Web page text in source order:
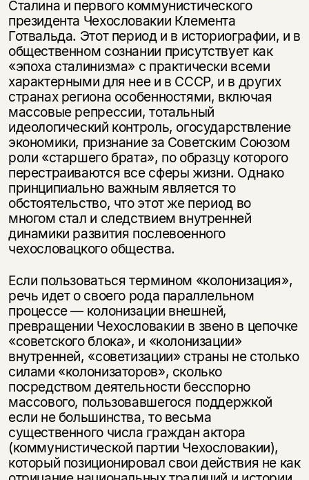
Сталина и первого коммунистического
президента Чехословакии Клемента
Готвальда. Этот период и в историографии, и в
общественном сознании присутствует как
«эпоха сталинизма» с практически всеми
характерными для нее и в СССР, и в других
странах региона особенностями, включая
массовые репрессии, тотальный
идеологический контроль, огосударствление
экономики, признание за Советским Союзом
роли «старшего брата», по образцу которого
перестраиваются все сферы жизни. Однако
принципиально важным является то
обстоятельство, что этот же период во
многом стал и следствием внутренней
динамики развития послевоенного
чехословацкого общества.
Если пользоваться термином «колонизация»,
речь идет о своего рода параллельном
процессе — колонизации внешней,
превращении Чехословакии в звено в цепочке
«советского блока», и «колонизации»
внутренней, «советизации» страны не столько
силами «колонизаторов», сколько
посредством деятельности бесспорно
массового, пользовавшегося поддержкой
если не большинства, то весьма
существенного числа граждан актора
(коммунистической партии Чехословакии),
который позиционировал свои действия не как